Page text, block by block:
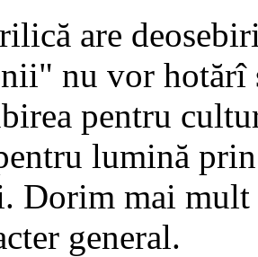
are
nu vor hotărî
pentru
lumină
Dorim mai
general.